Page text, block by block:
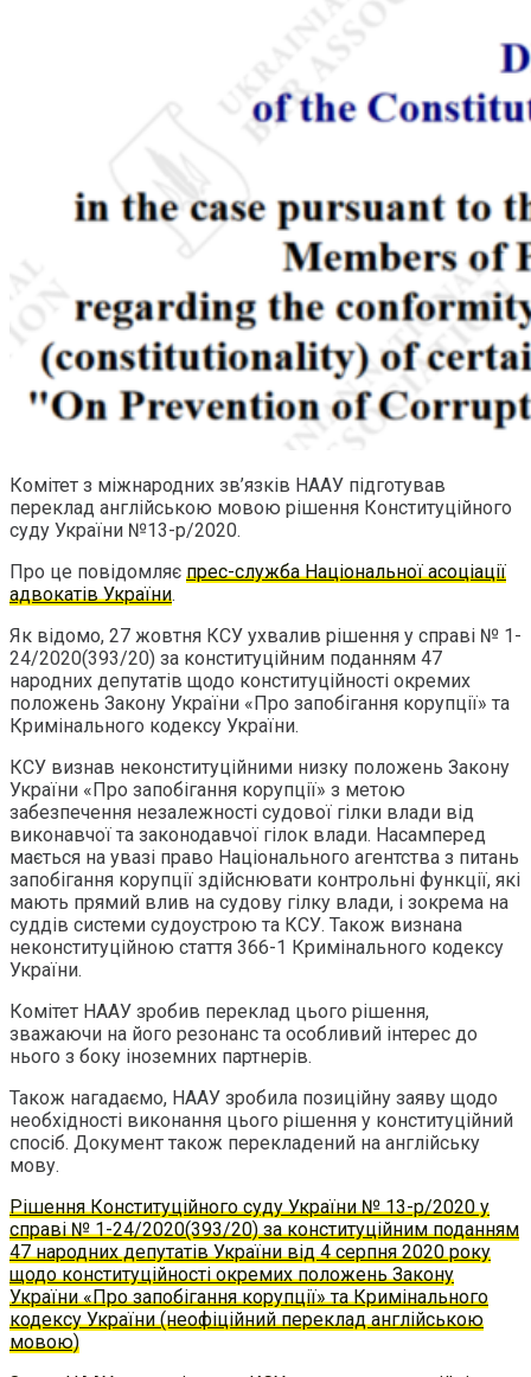
Комітет з міжнародних зв’язків НААУ підготував
переклад англійською мовою рішення Конституційного
суду України №13-р/2020.
Про це повідомляє прес-служба Національної асоціації
адвокатів України.
Як відомо, 27 жовтня КСУ ухвалив рішення у справі № 1-
24/2020(393/20) за конституційним поданням 47
народних депутатів щодо конституційності окремих
положень Закону України «Про запобігання корупції» та
Кримінального кодексу України.
КСУ визнав неконституційними низку положень Закону
України «Про запобігання корупції» з метою
забезпечення незалежності судової гілки влади від
виконавчої та законодавчої гілок влади. Насамперед
мається на увазі право Національного агентства з питань
запобігання корупції здійснювати контрольні функції, які
мають прямий влив на судову гілку влади, і зокрема на
суддів системи судоустрою та КСУ. Також визнана
неконституційною стаття 366-1 Кримінального кодексу
України.
Комітет НААУ зробив переклад цього рішення,
зважаючи на його резонанс та особливий інтерес до
нього з боку іноземних партнерів.
Також нагадаємо, НААУ зробила позиційну заяву щодо
необхідності виконання цього рішення у конституційний
спосіб. Документ також перекладений на англійську
мову.
Рішення Конституційного суду України № 13-р/2020 у
справі № 1-24/2020(393/20) за конституційним поданням
47 народних депутатів України від 4 серпня 2020 року
щодо конституційності окремих положень Закону
України «Про запобігання корупції» та Кримінального
кодексу України (неофіційний переклад англійською
мовою)